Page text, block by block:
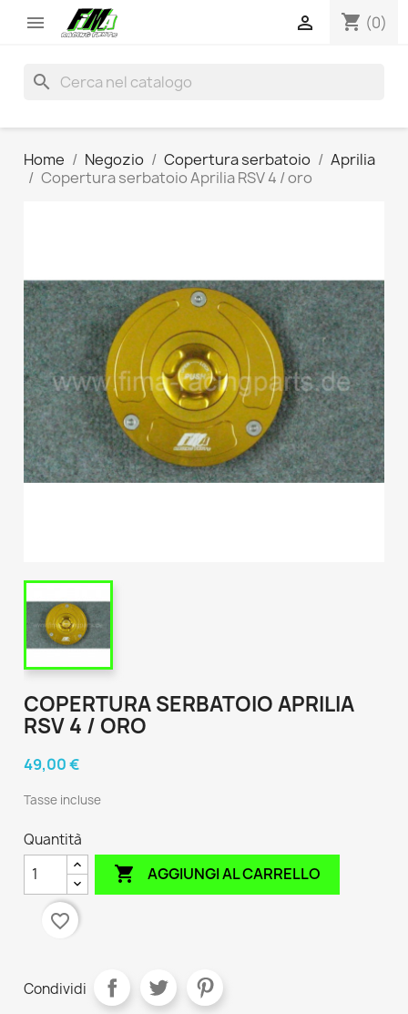
 shopping_cart (0)

search
Home Negozio Copertura serbatoio
Aprilia
Copertura serbatoio Aprilia RSV 4 / oro
COPERTURA SERBATOIO APRILIA
RSV 4 / ORO
49,00 €
Tasse incluse
Quantità
 AGGIUNGI AL CARRELLO
favorite_border
Condividi